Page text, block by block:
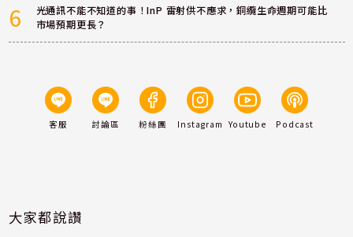
6
光通訊不能不知道的事！InP 雷射供不應求，銅纜生命週期可能比
市場預期更長？
客服 討論區 粉絲團 Instagram Youtube Podcast
大家都說讚